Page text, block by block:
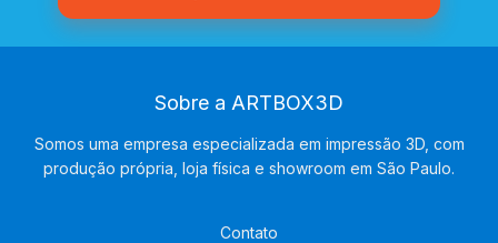
Sobre a ARTBOX3D
Somos uma empresa especializada em impressão 3D, com
produção própria, loja física e showroom em São Paulo.
Contato